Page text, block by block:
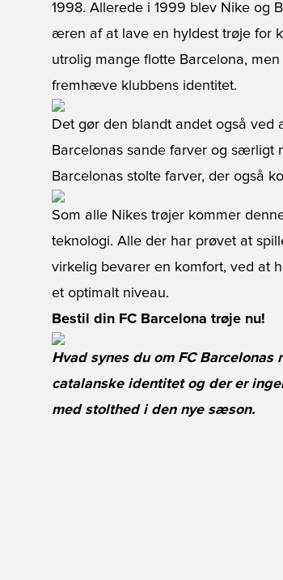
1998. Allerede i 1999 blev Nike og
æren af at lave en hyldest trøje for
utrolig mange flotte Barcelona,
fremhæve klubbens identitet.
Det gør den blandt andet også ved
Barcelonas sande farver og særligt
Barcelonas stolte farver, der også
Som alle Nikes trøjer kommer
teknologi. Alle der har prøvet at
virkelig bevarer en komfort, ved at
et optimalt niveau.
Bestil din FC Barcelona trøje nu!
Hvad synes du om FC
catalanske identitet og der er
med stolthed i den nye sæson.